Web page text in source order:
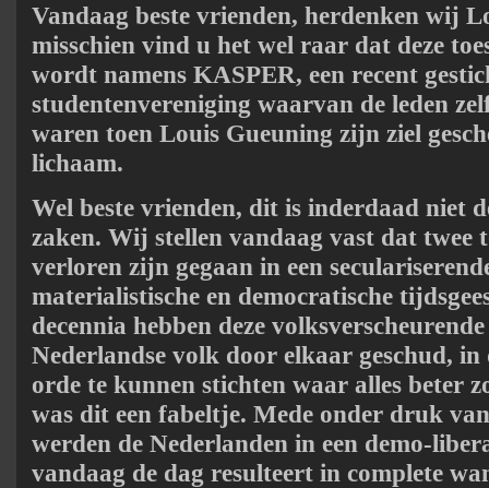
Vandaag beste vrienden, herdenken wij
misschien vind u het wel raar dat deze
wordt namens KASPER, een recent
studentenvereniging waarvan de leden
waren toen Louis Gueuning zijn ziel
lichaam.
Wel beste vrienden, dit is inderdaad niet
zaken. Wij stellen vandaag vast dat twee
verloren zijn gegaan in een
materialistische en democratische
decennia hebben deze
Nederlandse volk door elkaar geschud, in
orde te kunnen stichten waar alles beter
was dit een fabeltje. Mede onder druk
werden de Nederlanden in een demo-
vandaag de dag resulteert in complete